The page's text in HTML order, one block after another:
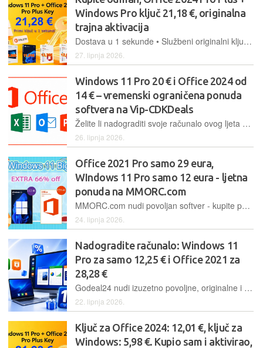
Windows Pro ključ 21,18 €, originalna
trajna aktivacija
Dostava u 1 sekunde • Službeni originalni ključ • Office 2024 12,01 €
27. lipnja 2026.
Windows 11 Pro 20 € i Office 2024 od
14 € – vremenski ograničena ponuda
softvera na Vip-CDKDeals
Želite li nadograditi svoje računalo ovog ljeta bez trošenja bogatstva na softver? Posjetite VIP-CDKDeals
26. lipnja 2026.
Office 2021 Pro samo 29 eura,
WIndows 11 Pro samo 12 eura - ljetna
ponuda na MMORC.com
MMORC.com nudi povoljan softver - kupite paket koji uključuje Office 2021 Pro i Windows 11 Pro za samo 36,44 € i opremite računalo novim trajno aktiviranim originalnim softverom
24. lipnja 2026.
Nadogradite računalo: Windows 11
Pro za samo 12,25 € i Office 2021 za
28,28 €
Godeal24 nudi izuzetno povoljne, originalne i trajno aktivirane Windows i Office softverske pakete. Windows 11 Pro samo 12,25 €, Office 2024 Pro samo 16,99 €, Office 2021 Home and Business za Mac 44,99 €
22. lipnja 2026.
Ključ za Office 2024: 12,01 €, ključ za
Windows: 5,98 €. Kupio sam i aktivirao,